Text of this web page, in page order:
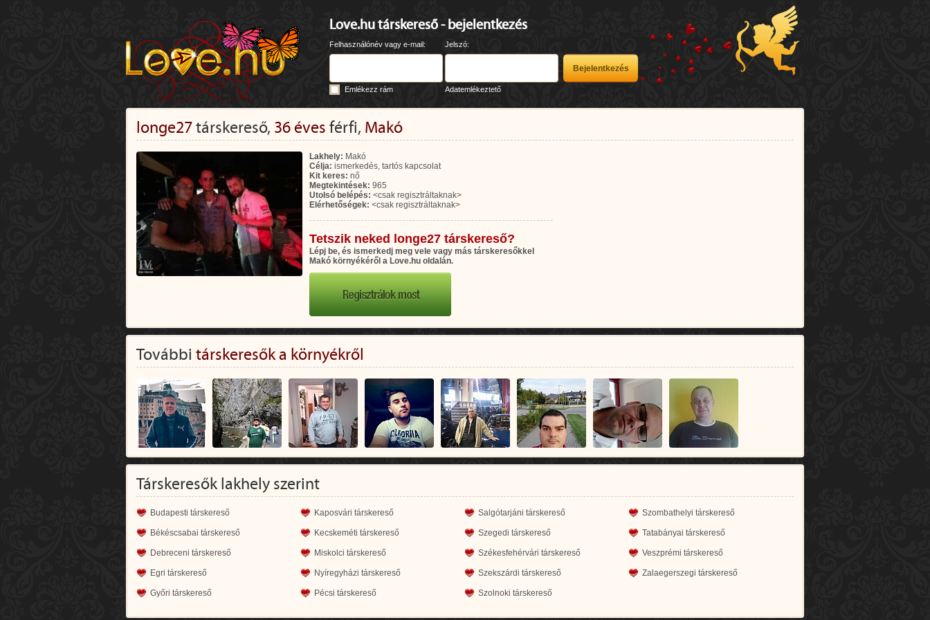
Love.hu társkereső - bejelentkezés
Felhasználónév vagy e-mail: Jelszó:
Emlékezz rám Adatemlékeztető
longe27társkereső, 36 éves férfi, Makó
Lakhely: Makó
Célja: ismerkedés, tartós kapcsolat
Kit keres: nő
Megtekintések: 965
Utolsó belépés: <csak regisztráltaknak>
Elérhetőségek: <csak regisztráltaknak>
Tetszik neked longe27 társkereső?
Lépj be, és ismerkedj meg vele vagy más társkeresőkkel
Makó környékéről a Love.hu oldalán.
További társkeresők a környékről
Társkeresők lakhely szerint
Budapesti társkereső Kaposvári társkereső Salgótarjáni társkereső Szombathelyi társkereső
Békéscsabai társkereső Kecskeméti társkereső Szegedi társkereső Tatabányai társkereső
Debreceni társkereső Miskolci társkereső Székesfehérvári társkereső Veszprémi társkereső
Egri társkereső Nyíregyházi társkereső Szekszárdi társkereső Zalaegerszegi társkereső
Győri társkereső Pécsi társkereső Szolnoki társkereső